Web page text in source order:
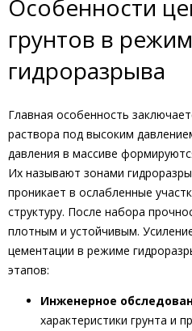
Особенности
грунтов в
гидроразрыва
Главная особенность
раствора под высоким
давления в массиве
Их называют зонами
проникает в ослабленные
структуру. После набора
плотным и устойчивым.
цементации в режиме
этапов:
Инженерное
характеристики грунта и